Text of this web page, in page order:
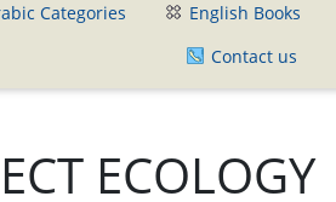
Categories English Books
Contact us
ECOLOGY